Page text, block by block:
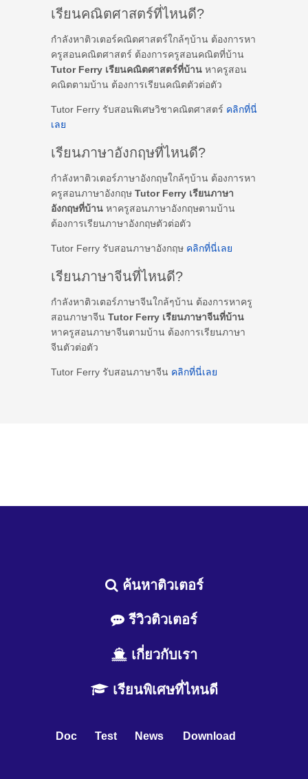
เรียนคณิตศาสตร์ที่ไหนดี?
กำลังหาติวเตอร์คณิตศาสตร์ใกล้ๆบ้าน ต้องการหา
ครูสอนคณิตศาสตร์ ต้องการครูสอนคณิตที่บ้าน
Tutor Ferry เรียนคณิตศาสตร์ที่บ้าน หาครูสอน
คณิตตามบ้าน ต้องการเรียนคณิตตัวต่อตัว
Tutor Ferry รับสอนพิเศษวิชาคณิตศาสตร์ คลิกที่นี่
เลย
เรียนภาษาอังกฤษที่ไหนดี?
กำลังหาติวเตอร์ภาษาอังกฤษใกล้ๆบ้าน ต้องการหา
ครูสอนภาษาอังกฤษ Tutor Ferry เรียนภาษา
อังกฤษที่บ้าน หาครูสอนภาษาอังกฤษตามบ้าน
ต้องการเรียนภาษาอังกฤษตัวต่อตัว
Tutor Ferry รับสอนภาษาอังกฤษ คลิกที่นี่เลย
เรียนภาษาจีนที่ไหนดี?
กำลังหาติวเตอร์ภาษาจีนใกล้ๆบ้าน ต้องการหาครู
สอนภาษาจีน Tutor Ferry เรียนภาษาจีนที่บ้าน
หาครูสอนภาษาจีนตามบ้าน ต้องการเรียนภาษา
จีนตัวต่อตัว
Tutor Ferry รับสอนภาษาจีน คลิกที่นี่เลย
ค้นหาติวเตอร์
รีวิวติวเตอร์
เกี่ยวกับเรา
เรียนพิเศษที่ไหนดี
Doc Test News Download